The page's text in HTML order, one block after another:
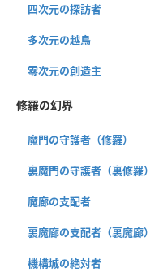
四次元の探訪者
多次元の越鳥
零次元の創造主
修羅の幻界
魔門の守護者（修羅）
裏魔門の守護者（裏修羅）
魔廊の支配者
裏魔廊の支配者（裏魔廊）
機構城の絶対者